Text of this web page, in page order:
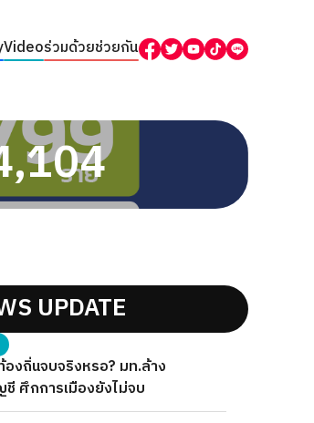
Videoร่วมด้วยช่วยกัน
UPDATE
งถิ่นจบจริงหรอ? มท.ล้าง
ศึกการเมืองยังไม่จบ